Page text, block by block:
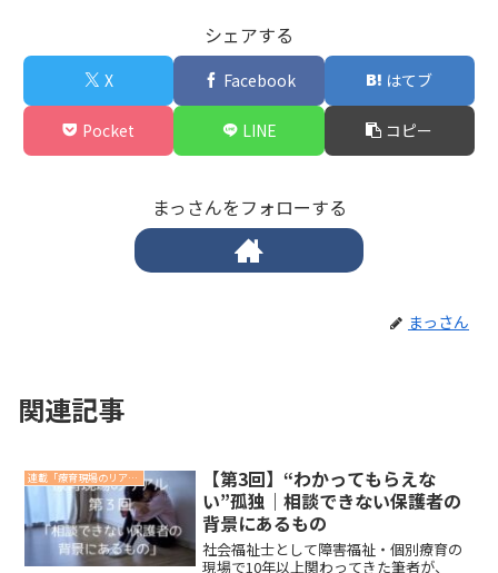
シェアする
X Facebook はてブ
Pocket LINE コピー
まっさんをフォローする
まっさん
関連記事
連載「療育現場のリアル」
【第3回】“わかってもらえな
い”孤独｜相談できない保護者の
背景にあるもの
社会福祉士として障害福祉・個別療育の
現場で10年以上関わってきた筆者が、